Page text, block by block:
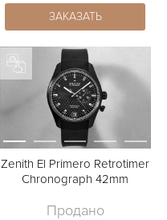
ЗАКАЗАТЬ
Zenith El Primero Retrotimer
Chronograph 42mm
Продано